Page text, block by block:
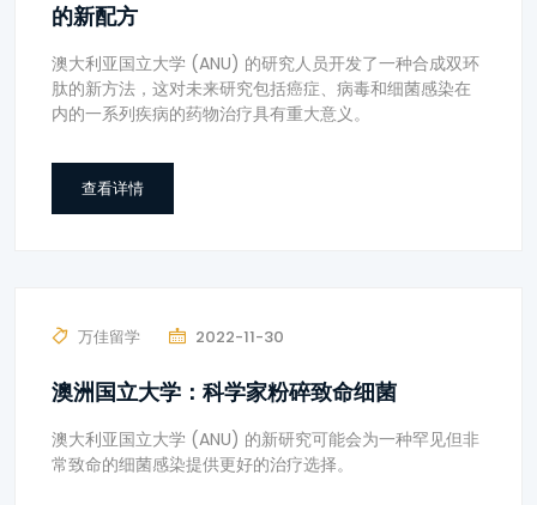
的新配方
澳大利亚国立大学 (ANU) 的研究人员开发了一种合成双环
肽的新方法，这对未来研究包括癌症、病毒和细菌感染在
内的一系列疾病的药物治疗具有重大意义。
查看详情
万佳留学 2022-11-30
澳洲国立大学：科学家粉碎致命细菌
澳大利亚国立大学 (ANU) 的新研究可能会为一种罕见但非
常致命的细菌感染提供更好的治疗选择。